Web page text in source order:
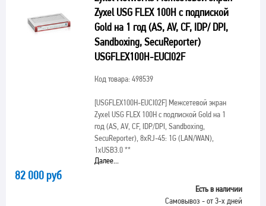
Zyxel USG FLEX 100H с подпиской
Gold на 1 год (AS, AV, CF, IDP/ DPI,
Sandboxing, SecuReporter)
USGFLEX100H-EUCI02F
Код товара: 498539
[USGFLEX100H-EUCI02F]Межсетевой экран
Zyxel USG FLEX 100H с подпиской Gold на 1
год (AS, AV, CF, IDP/DPI, Sandboxing,
SecuReporter), 8xRJ-45: 1G (LAN/WAN),
1xUSB3.0 **
Далее...
82 000 руб
Есть в наличии
Самовывоз - от 3-х дней